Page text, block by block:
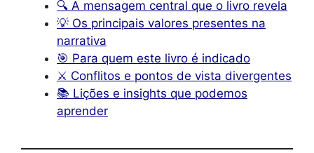
🔍 A mensagem central que o livro revela
💡 Os principais valores presentes na
narrativa
🎯 Para quem este livro é indicado
⚔️ Conflitos e pontos de vista divergentes
📚 Lições e insights que podemos
aprender